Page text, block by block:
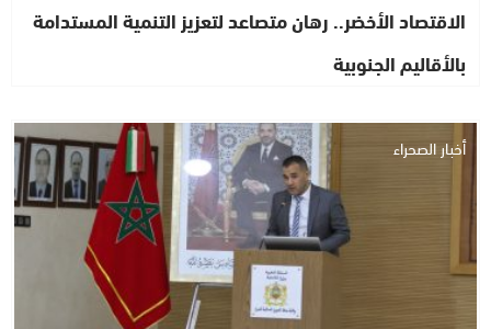
الاقتصاد الأخضر.. رهان متصاعد لتعزيز التنمية المستدامة
بالأقاليم الجنوبية
أخبار الصحراء